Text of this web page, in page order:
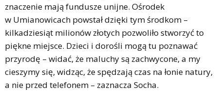
znaczenie mają fundusze unijne. Ośrodek
w Umianowicach powstał dzięki tym środkom –
kilkadziesiąt milionów złotych pozwoliło stworzyć to
piękne miejsce. Dzieci i dorośli mogą tu poznawać
przyrodę – widać, że maluchy są zachwycone, a my
cieszymy się, widząc, że spędzają czas na łonie natury,
a nie przed telefonem – zaznacza Socha.